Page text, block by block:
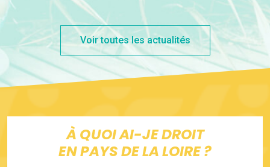
Voir toutes les actualités
À QUOI AI-JE DROIT
EN PAYS DE LA LOIRE ?